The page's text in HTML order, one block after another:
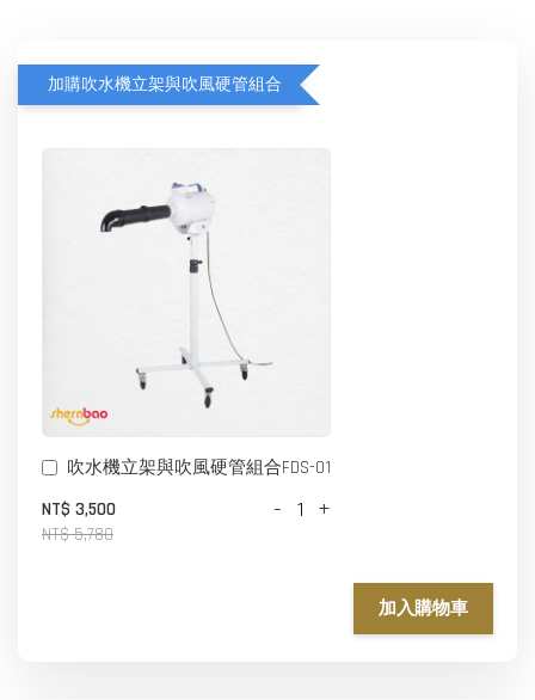
加購吹水機立架與吹風硬管組合
吹水機立架與吹風硬管組合FDS-01
NT$ 3,500
NT$ 5,780
- +
加入購物車